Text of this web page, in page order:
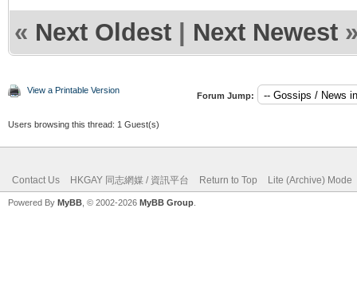
« Next Oldest | Next Newest
View a Printable Version
Forum Jump:
Users browsing this thread: 1 Guest(s)
Contact Us HKGAY 同志網媒 / 資訊平台 Return to Top Lite (Archive) Mode
Powered By MyBB , © 2002-2026 MyBB Group